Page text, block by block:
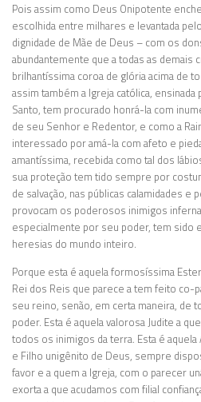
Pois assim como Deus Onipotente
escolhida entre milhares e levantada
dignidade de Mãe de Deus – com os
abundantemente que a todas as demais
brilhantíssima coroa de glória acima de
assim também a Igreja católica,
Santo, tem procurado honrá-la com
de seu Senhor e Redentor, e como a
interessado por amá-la com afeto e
amantíssima, recebida como tal dos
sua proteção tem tido sempre por
de salvação, nas públicas calamidades e
provocam os poderosos inimigos
especialmente por seu poder, tem sido
heresias do mundo inteiro.
Porque esta é aquela formosíssima
Rei dos Reis que parece a tem feito co-
seu reino, senão, em certa maneira, de
poder. Esta é aquela valorosa Judite a
todos os inimigos da terra. Esta é
e Filho unigênito de Deus, sempre
favor e a quem a Igreja, com o parecer
exorta a que acudamos com filial